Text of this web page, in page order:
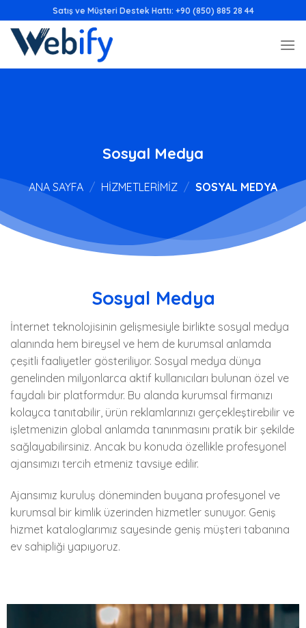
atla
Satış ve Müşteri Destek Hattı: +90 (850) 885 28 44
Sosyal Medya
ANA SAYFA / HIZMETLERIMIZ / SOSYAL MEDYA
Sosyal Medya
İnternet teknolojisinin gelişmesiyle birlikte sosyal medya
alanında hem bireysel ve hem de kurumsal anlamda
çeşitli faaliyetler gösteriliyor. Sosyal medya dünya
genelinden milyonlarca aktif kullanıcıları bulunan özel ve
faydalı bir platformdur. Bu alanda kurumsal firmanızı
kolayca tanıtabilir, ürün reklamlarınızı gerçekleştirebilir ve
işletmenizin global anlamda tanınmasını pratik bir şekilde
sağlayabilirsiniz. Ancak bu konuda özellikle profesyonel
ajansımızı tercih etmeniz tavsiye edilir.
Ajansımız kuruluş döneminden buyana profesyonel ve
kurumsal bir kimlik üzerinden hizmetler sunuyor. Geniş
hizmet kataloglarımız sayesinde geniş müşteri tabanına
ev sahipliği yapıyoruz.